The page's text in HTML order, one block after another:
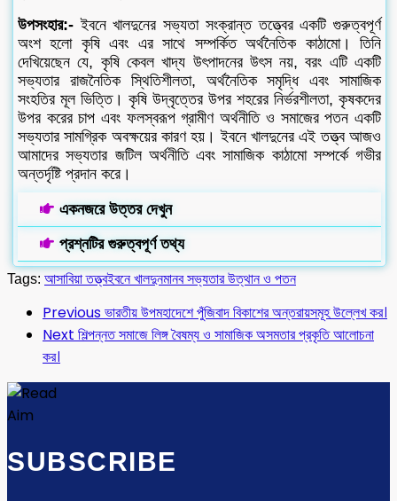
উপসংহার:-ইবনে খালদুনের সভ্যতা সংক্রান্ত তত্ত্বের একটি গুরুত্বপূর্ণ
অংশ হলো কৃষি এবং এর সাথে সম্পর্কিত অর্থনৈতিক কাঠামো। তিনি
দেখিয়েছেন যে, কৃষি কেবল খাদ্য উৎপাদনের উৎস নয়, বরং এটি একটি
সভ্যতার রাজনৈতিক স্থিতিশীলতা, অর্থনৈতিক সমৃদ্ধি এবং সামাজিক
সংহতির মূল ভিত্তি। কৃষি উদ্বৃত্তের উপর শহরের নির্ভরশীলতা, কৃষকদের
উপর করের চাপ এবং ফলস্বরূপ গ্রামীণ অর্থনীতি ও সমাজের পতন একটি
সভ্যতার সামগ্রিক অবক্ষয়ের কারণ হয়। ইবনে খালদুনের এই তত্ত্ব আজও
আমাদের সভ্যতার জটিল অর্থনীতি এবং সামাজিক কাঠামো সম্পর্কে গভীর
অন্তর্দৃষ্টি প্রদান করে।
একনজরে উত্তর দেখুন
প্রশ্নটির গুরুত্বপূর্ণ তথ্য
Tags: আসাবিয়া তত্ত্বইবনে খালদুনমানব সভ্যতার উত্থান ও পতন
Previousভারতীয় উপমহাদেশে পুঁজিবাদ বিকাশের অন্তরায়সমূহ উল্লেখ কর।
Next শিল্পন্নত সমাজে লিঙ্গ বৈষম্য ও সামাজিক অসমতার প্রকৃতি আলোচনা
কর।
SUBSCRIBE